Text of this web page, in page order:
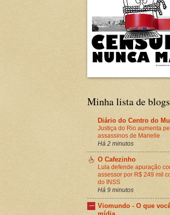
Minha lista de
Diário do Centro do
Justiça do Rio aumenta
assassinos de Marielle
Há 2 minutos
O Cafezinho
Lula defende apuração
assessor por R$ 249 mil
do INSS
Há 9 minutos
Viomundo - O que
mídia